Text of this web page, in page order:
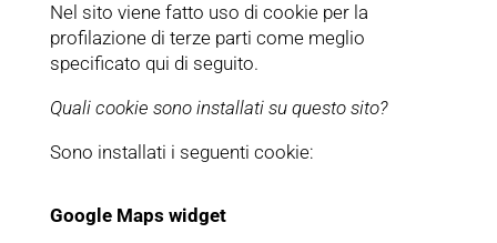
Nel sito viene fatto uso di cookie per la
profilazione di terze parti come meglio
specificato qui di seguito.
Quali cookie sono installati su questo sito?
Sono installati i seguenti cookie:
Google Maps widget